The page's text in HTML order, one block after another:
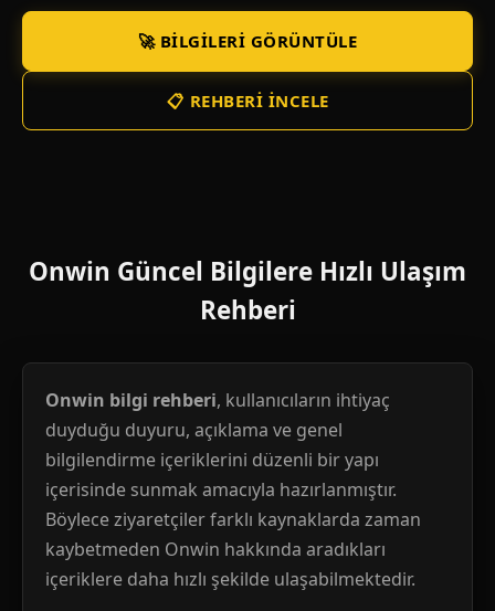
🚀 BILGILERI GÖRÜNTÜLE
📋 REHBERI İNCELE
Onwin Güncel Bilgilere Hızlı Ulaşım
Rehberi
Onwin bilgi rehberi, kullanıcıların ihtiyaç
duyduğu duyuru, açıklama ve genel
bilgilendirme içeriklerini düzenli bir yapı
içerisinde sunmak amacıyla hazırlanmıştır.
Böylece ziyaretçiler farklı kaynaklarda zaman
kaybetmeden Onwin hakkında aradıkları
içeriklere daha hızlı şekilde ulaşabilmektedir.